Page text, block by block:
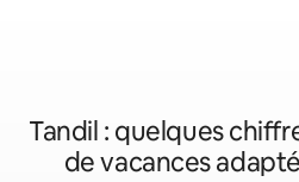
Tandil : quelques
de vacances